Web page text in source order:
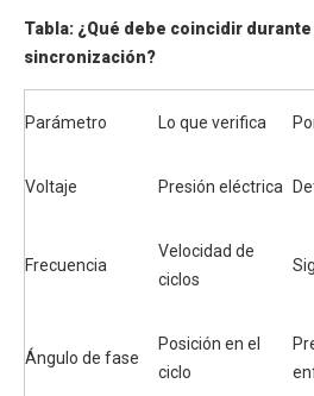
Tabla: ¿Qué debe coincidir
sincronización?
Parámetro Lo que verifica
Voltaje Presión eléctrica
Frecuencia
Velocidad de
ciclos
Ángulo de fase
Posición en el
ciclo